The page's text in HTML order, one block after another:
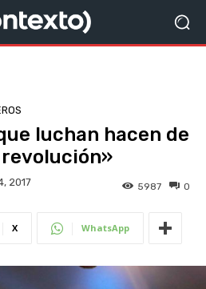
luchan hacen de
2017 0
5987
X WhatsApp